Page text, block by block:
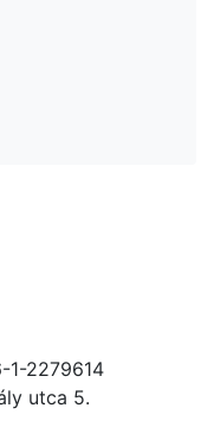
1-2279614
utca 5.